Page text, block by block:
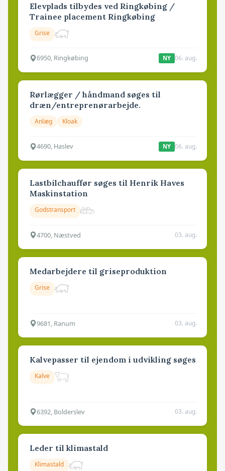
Elevplads tilbydes ved Ringkøbing /
Trainee placement Ringkøbing
Grise
6950, Ringkøbing NY 06. aug.
Rørlægger / håndmand søges til
dræn/entreprenørarbejde.
Anlæg Kloak
4690, Haslev NY 06. aug.
Lastbilchauffør søges til Henrik Haves
Maskinstation
Godstransport
4700, Næstved 03. aug.
Medarbejdere til griseproduktion
Grise
9681, Ranum 03. aug.
Kalvepasser til ejendom i udvikling søges
Kalve
6392, Bolderslev 03. aug.
Leder til klimastald
Klimastald